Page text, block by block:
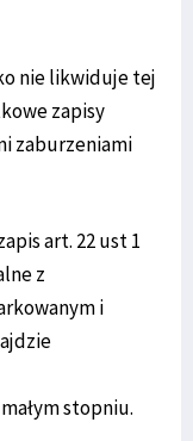
nie likwiduje tej
zapisy
zaburzeniami
art. 22 ust 1
z
i
stopniu.